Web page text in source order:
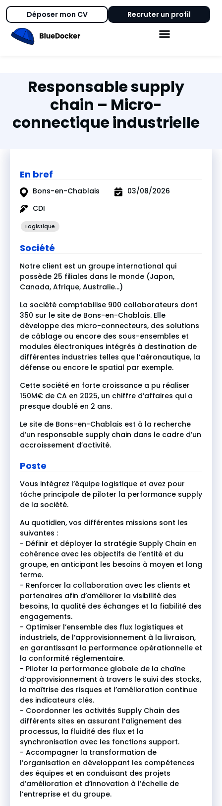
Déposer mon CV Recruter un profil
Responsable supply
chain – Micro-
connectique industrielle
En bref
Bons-en-Chablais
CDI
03/08/2026
Logistique
Société
Notre client est un groupe international qui
possède 25 filiales dans le monde (Japon,
Canada, Afrique, Australie…)
La société comptabilise 900 collaborateurs dont
350 sur le site de Bons-en-Chablais. Elle
développe des micro-connecteurs, des solutions
de câblage ou encore des sous-ensembles et
modules électroniques intégrés à destination de
différentes industries telles que l’aéronautique, la
défense ou encore le spatial par exemple.
Cette société en forte croissance a pu réaliser
150M€ de CA en 2025, un chiffre d’affaires qui a
presque doublé en 2 ans.
Le site de Bons-en-Chablais est à la recherche
d’un responsable supply chain dans le cadre d’un
accroissement d’activité.
Poste
Vous intégrez l’équipe logistique et avez pour
tâche principale de piloter la performance supply
de la société.
Au quotidien, vos différentes missions sont les
suivantes :
- Définir et déployer la stratégie Supply Chain en
cohérence avec les objectifs de l’entité et du
groupe, en anticipant les besoins à moyen et long
terme.
- Renforcer la collaboration avec les clients et
partenaires afin d’améliorer la visibilité des
besoins, la qualité des échanges et la fiabilité des
engagements.
- Optimiser l’ensemble des flux logistiques et
industriels, de l’approvisionnement à la livraison,
en garantissant la performance opérationnelle et
la conformité réglementaire.
- Piloter la performance globale de la chaîne
d’approvisionnement à travers le suivi des stocks,
la maîtrise des risques et l’amélioration continue
des indicateurs clés.
- Coordonner les activités Supply Chain des
différents sites en assurant l’alignement des
processus, la fluidité des flux et la
synchronisation avec les fonctions support.
- Accompagner la transformation de
l’organisation en développant les compétences
des équipes et en conduisant des projets
d’amélioration et d’innovation à l’échelle de
l’entreprise et du groupe.